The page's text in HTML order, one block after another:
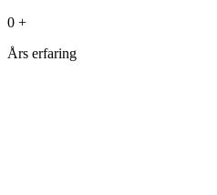
0 +
Års erfaring